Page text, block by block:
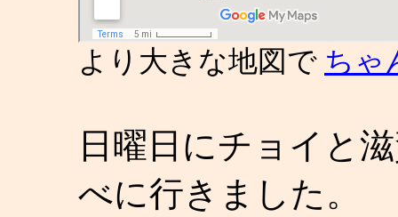
より大きな地図で ちゃ
日曜日にチョイと
べに行きました。